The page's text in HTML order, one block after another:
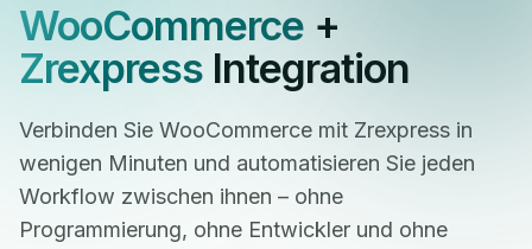
WooCommerce+
ZrexpressIntegration
Verbinden Sie WooCommerce mit Zrexpress in
wenigen Minuten und automatisieren Sie jeden
Workflow zwischen ihnen – ohne
Programmierung, ohne Entwickler und ohne